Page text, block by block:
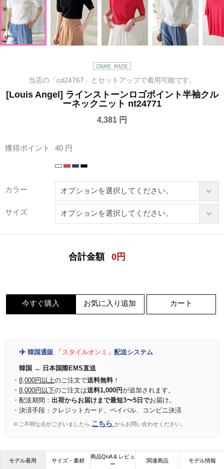
当店の「cd24767」とセットアップで着用可能です。
[Louis Angel] ラインストーンロゴポイント半袖クル
ーネックニット nt24771
4,381 円
獲得ポイント 40 円
カラー
サイズ
合計金額 0 円
今すぐ購入 お気に入り追加 カート
✈️ 韓国通販 「スタイルオンミ」 配送システム
韓国 → 日本国際EMS直送
・ 8,000円以上のご注文で送料無料！
・ 8,000円以下のご注文は送料1,000円が追加されます。
・配送期間： 出荷からお届けまで最短3〜5日でお届け。
・決済手段：クレジットカード、ペイパル、コンビニ決済
※ご不明な点がございましたら こちら からお問い合わせください。
モデル着用 サイズ・素材
商品QnA & レビュ
ー
関連商品 モデル情報